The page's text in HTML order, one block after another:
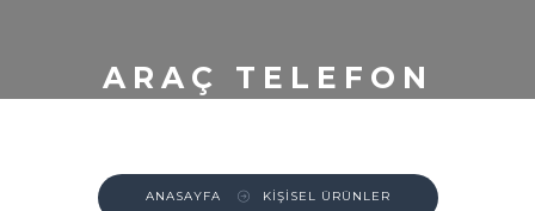
ARAÇ TELEFON
STANDI - OTO KOKUSU
ANASAYFA KİŞİSEL ÜRÜNLER